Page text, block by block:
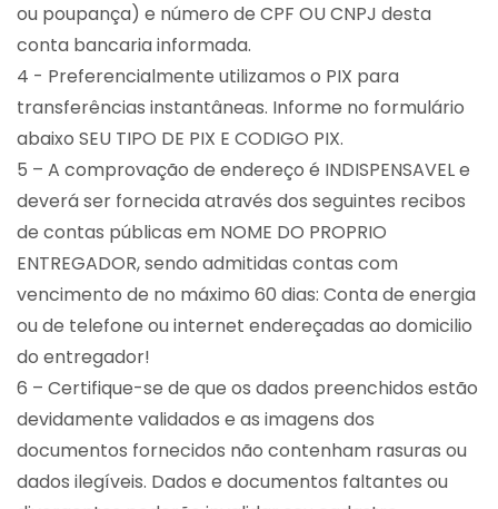
ou poupança) e número de CPF OU CNPJ desta
conta bancaria informada.
4 - Preferencialmente utilizamos o PIX para
transferências instantâneas. Informe no formulário
abaixo SEU TIPO DE PIX E CODIGO PIX.
5 – A comprovação de endereço é INDISPENSAVEL e
deverá ser fornecida através dos seguintes recibos
de contas públicas em NOME DO PROPRIO
ENTREGADOR, sendo admitidas contas com
vencimento de no máximo 60 dias: Conta de energia
ou de telefone ou internet endereçadas ao domicilio
do entregador!
6 – Certifique-se de que os dados preenchidos estão
devidamente validados e as imagens dos
documentos fornecidos não contenham rasuras ou
dados ilegíveis. Dados e documentos faltantes ou